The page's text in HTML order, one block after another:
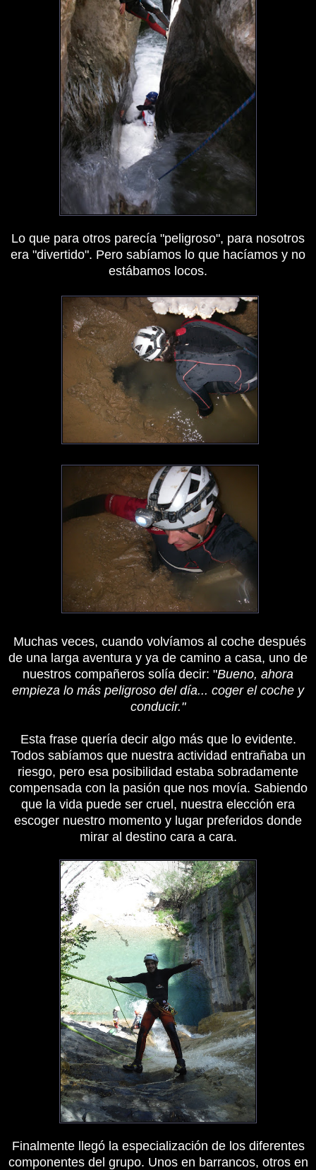
Lo que para otros parecía "peligroso", para nosotros
era "divertido". Pero sabíamos lo que hacíamos y no
estábamos locos.
Muchas veces, cuando volvíamos al coche después
de una larga aventura y ya de camino a casa, uno de
nuestros compañeros solía decir: "Bueno, ahora
empieza lo más peligroso del día... coger el coche y
conducir."
Esta frase quería decir algo más que lo evidente.
Todos sabíamos que nuestra actividad entrañaba un
riesgo, pero esa posibilidad estaba sobradamente
compensada con la pasión que nos movía. Sabiendo
que la vida puede ser cruel, nuestra elección era
escoger nuestro momento y lugar preferidos donde
mirar al destino cara a cara.
Finalmente llegó la especialización de los diferentes
componentes del grupo. Unos en barrancos, otros en